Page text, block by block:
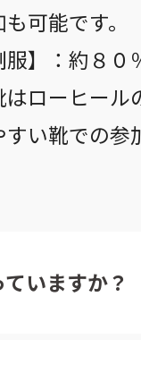
可能です。
】：約８０
ローヒール
い靴での参
いますか？